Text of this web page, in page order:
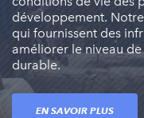
développement.
qui fournissent des
améliorer le niveau
durable.
EN SAVOIR PLUS